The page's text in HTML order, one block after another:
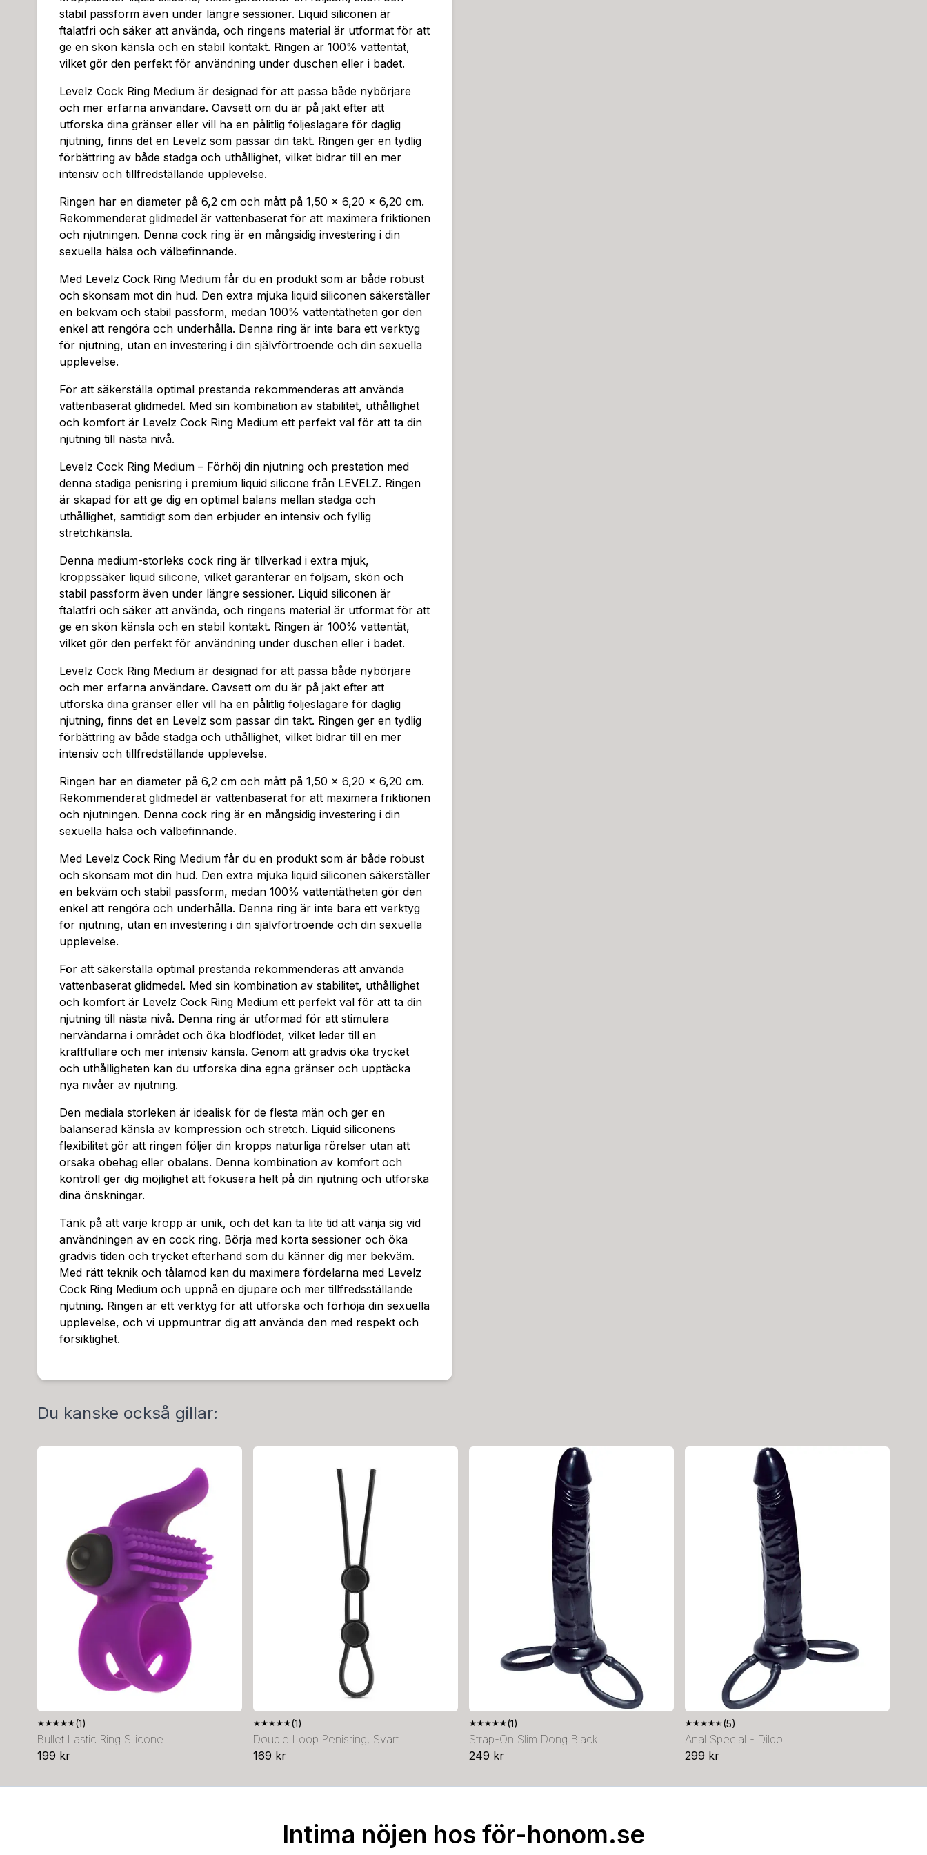
stabil passform även under längre sessioner. Liquid siliconen är
ftalatfri och säker att använda, och ringens material är utformat för att
ge en skön känsla och en stabil kontakt. Ringen är 100% vattentät,
vilket gör den perfekt för användning under duschen eller i badet.
Levelz Cock Ring Medium är designad för att passa både nybörjare
och mer erfarna användare. Oavsett om du är på jakt efter att
utforska dina gränser eller vill ha en pålitlig följeslagare för daglig
njutning, finns det en Levelz som passar din takt. Ringen ger en tydlig
förbättring av både stadga och uthållighet, vilket bidrar till en mer
intensiv och tillfredställande upplevelse.
Ringen har en diameter på 6,2 cm och mått på 1,50 × 6,20 × 6,20 cm.
Rekommenderat glidmedel är vattenbaserat för att maximera friktionen
och njutningen. Denna cock ring är en mångsidig investering i din
sexuella hälsa och välbefinnande.
Med Levelz Cock Ring Medium får du en produkt som är både robust
och skonsam mot din hud. Den extra mjuka liquid siliconen säkerställer
en bekväm och stabil passform, medan 100% vattentätheten gör den
enkel att rengöra och underhålla. Denna ring är inte bara ett verktyg
för njutning, utan en investering i din självförtroende och din sexuella
upplevelse.
För att säkerställa optimal prestanda rekommenderas att använda
vattenbaserat glidmedel. Med sin kombination av stabilitet, uthållighet
och komfort är Levelz Cock Ring Medium ett perfekt val för att ta din
njutning till nästa nivå.
Levelz Cock Ring Medium – Förhöj din njutning och prestation med
denna stadiga penisring i premium liquid silicone från LEVELZ. Ringen
är skapad för att ge dig en optimal balans mellan stadga och
uthållighet, samtidigt som den erbjuder en intensiv och fyllig
stretchkänsla.
Denna medium-storleks cock ring är tillverkad i extra mjuk,
kroppssäker liquid silicone, vilket garanterar en följsam, skön och
stabil passform även under längre sessioner. Liquid siliconen är
ftalatfri och säker att använda, och ringens material är utformat för att
ge en skön känsla och en stabil kontakt. Ringen är 100% vattentät,
vilket gör den perfekt för användning under duschen eller i badet.
Levelz Cock Ring Medium är designad för att passa både nybörjare
och mer erfarna användare. Oavsett om du är på jakt efter att
utforska dina gränser eller vill ha en pålitlig följeslagare för daglig
njutning, finns det en Levelz som passar din takt. Ringen ger en tydlig
förbättring av både stadga och uthållighet, vilket bidrar till en mer
intensiv och tillfredställande upplevelse.
Ringen har en diameter på 6,2 cm och mått på 1,50 × 6,20 × 6,20 cm.
Rekommenderat glidmedel är vattenbaserat för att maximera friktionen
och njutningen. Denna cock ring är en mångsidig investering i din
sexuella hälsa och välbefinnande.
Med Levelz Cock Ring Medium får du en produkt som är både robust
och skonsam mot din hud. Den extra mjuka liquid siliconen säkerställer
en bekväm och stabil passform, medan 100% vattentätheten gör den
enkel att rengöra och underhålla. Denna ring är inte bara ett verktyg
för njutning, utan en investering i din självförtroende och din sexuella
upplevelse.
För att säkerställa optimal prestanda rekommenderas att använda
vattenbaserat glidmedel. Med sin kombination av stabilitet, uthållighet
och komfort är Levelz Cock Ring Medium ett perfekt val för att ta din
njutning till nästa nivå. Denna ring är utformad för att stimulera
nervändarna i området och öka blodflödet, vilket leder till en
kraftfullare och mer intensiv känsla. Genom att gradvis öka trycket
och uthålligheten kan du utforska dina egna gränser och upptäcka
nya nivåer av njutning.
Den mediala storleken är idealisk för de flesta män och ger en
balanserad känsla av kompression och stretch. Liquid siliconens
flexibilitet gör att ringen följer din kropps naturliga rörelser utan att
orsaka obehag eller obalans. Denna kombination av komfort och
kontroll ger dig möjlighet att fokusera helt på din njutning och utforska
dina önskningar.
Tänk på att varje kropp är unik, och det kan ta lite tid att vänja sig vid
användningen av en cock ring. Börja med korta sessioner och öka
gradvis tiden och trycket efterhand som du känner dig mer bekväm.
Med rätt teknik och tålamod kan du maximera fördelarna med Levelz
Cock Ring Medium och uppnå en djupare och mer tillfredsställande
njutning. Ringen är ett verktyg för att utforska och förhöja din sexuella
upplevelse, och vi uppmuntrar dig att använda den med respekt och
försiktighet.
Du kanske också gillar:
★★★★★(1)
Bullet Lastic Ring Silicone
199 kr
★★★★★(1)
Double Loop Penisring, Svart
169 kr
★★★★★(1)
Strap-On Slim Dong Black
249 kr
★★★★★ (5)
Anal Special - Dildo
299 kr
Intima nöjen hos för-honom.se